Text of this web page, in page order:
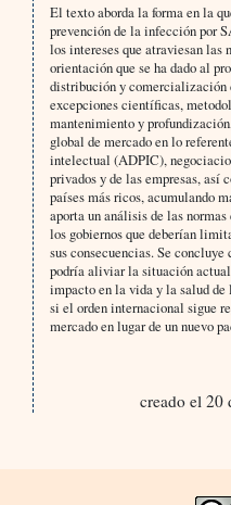
El texto aborda la forma en la
prevención de la infección por
los intereses que atraviesan las
orientación que se ha dado al
distribución y comercialización
excepciones científicas,
mantenimiento y
global de mercado en lo
intelectual (ADPIC),
privados y de las empresas, así
países más ricos, acumulando
aporta un análisis de las
los gobiernos que deberían
sus consecuencias. Se concluye
podría aliviar la situación
impacto en la vida y la salud de
si el orden internacional sigue
mercado en lugar de un nuevo
creado el 20